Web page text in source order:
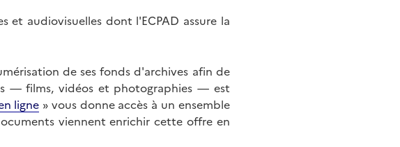
et audiovisuelles dont l'ECPAD assure la
de ses fonds d'archives afin de
— films, vidéos et photographies — est
ligne » vous donne accès à un ensemble
viennent enrichir cette offre en